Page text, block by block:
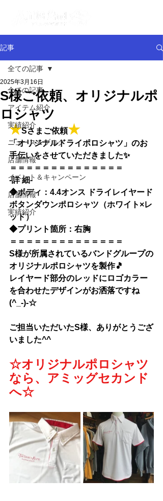
記事
全ての記事
アイテム紹介
実績紹介
ニュース＆ブログ
店舗情報
イベント＆キャンペーン
店舗情報
実績紹介
全ての記事
S様ご依頼、オリジナルポ
ロシャツ
2025年3月16日
★Sさまご依頼★
「オリジナルドライポロシャツ」のお
手伝いをさせていただきました✨
＝＝＝＝＝＝＝＝＝＝＝ ＝＝＝
-詳 細-
◆ボディ：4.4オンス ドライレイヤード
ボタンダウンポロシャツ（ホワイト×レ
ッド）
◆プリント箇所：右胸
＝＝＝＝＝＝＝＝＝＝＝＝＝＝
S様が所属されているバンドグループの
オリジナルポロシャツを製作🎵
レイヤード部分のレッドにロゴカラー
を合わせたデザインがお洒落ですね
(^_-)-☆
ご担当いただいたS様、ありがとうござ
いました^^
☆オリジナルポロシャツ
なら、アミッグセカンド
へ☆